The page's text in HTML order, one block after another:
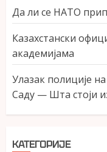
Да ли се НАТО
Казахстански
академијама
Улазак полиције
Саду — Шта стоји
КАТЕГОРИЈЕ